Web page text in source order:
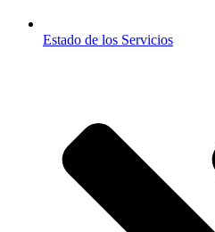
Estado de los Servicios